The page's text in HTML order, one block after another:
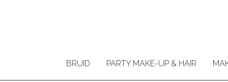
BRUID PARTY MAKE-UP & HAIR